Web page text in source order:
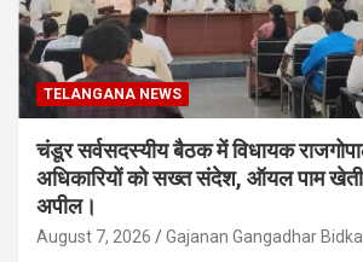
TELANGANA NEWS
चंडूर सर्वसदस्यीय बैठक में विधायक
अधिकारियों को सख्त संदेश, ऑयल पाम
अपील।
August 7, 2026 Gajanan Gangadhar